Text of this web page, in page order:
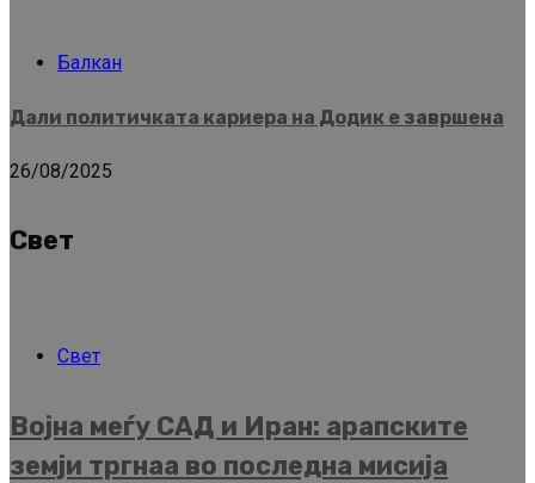
Балкан
Дали политичката кариера на Додик е завршена
26/08/2025
Свет
Свет
Војна меѓу САД и Иран: арапските
земји тргнаа во последна мисија